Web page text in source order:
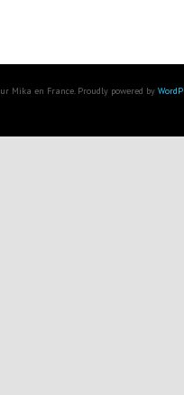
Mika en France. Proudly powered by